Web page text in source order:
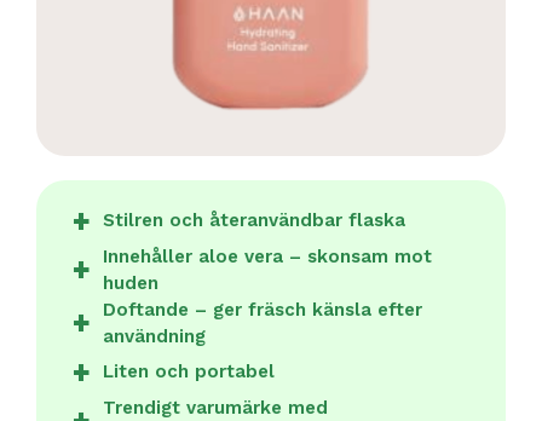
Stilren och återanvändbar flaska
Innehåller aloe vera – skonsam mot
huden
Doftande – ger fräsch känsla efter
användning
Liten och portabel
Trendigt varumärke med